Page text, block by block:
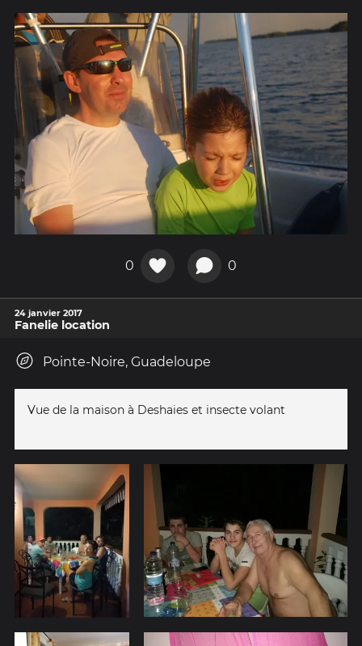
0 0
24 janvier 2017
Fanelie location
Pointe-Noire, Guadeloupe
Vue de la maison à Deshaies et insecte volant